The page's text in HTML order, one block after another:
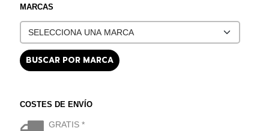
MARCAS
COSTES DE ENVÍO
GRATIS *